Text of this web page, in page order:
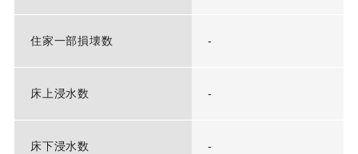
住家一部損壊数 -
床上浸水数 -
床下浸水数 -